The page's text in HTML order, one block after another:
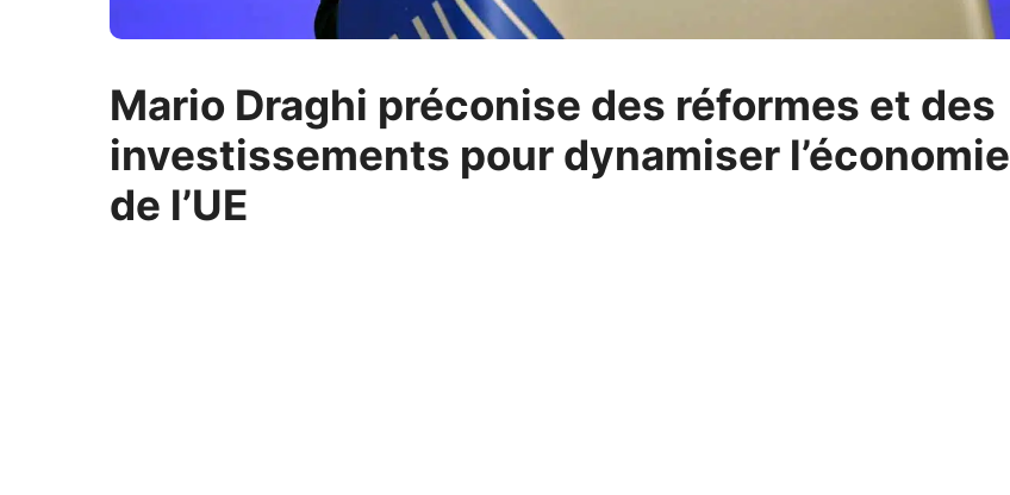
Mario Draghi préconise des réformes et des
investissements pour dynamiser l’économie
de l’UE